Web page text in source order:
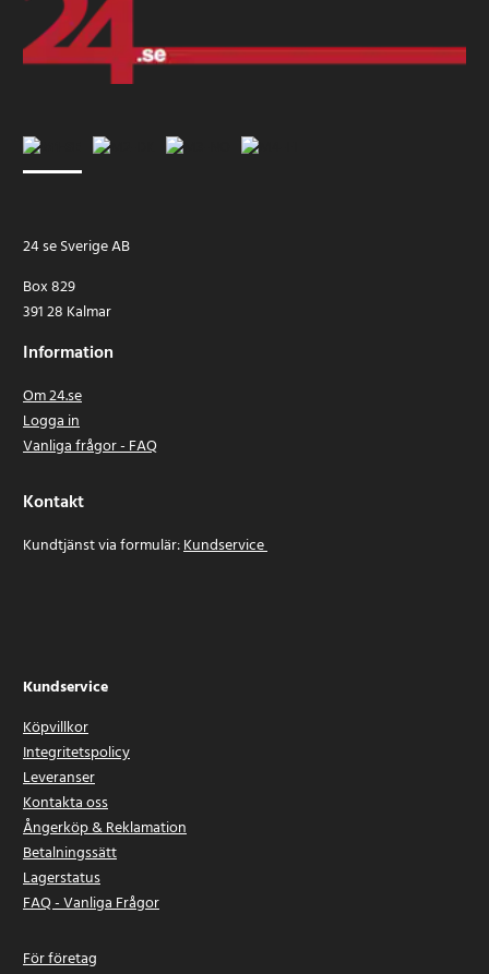
24 se Sverige AB
Box 829
391 28 Kalmar
Information
Om 24.se
Logga in
Vanliga frågor - FAQ
Kontakt
Kundtjänst via formulär:Kundservice
Kundservice
Köpvillkor
Integritetspolicy
Leveranser
Kontakta oss
Ångerköp & Reklamation
Betalningssätt
Lagerstatus
FAQ - Vanliga Frågor
För företag